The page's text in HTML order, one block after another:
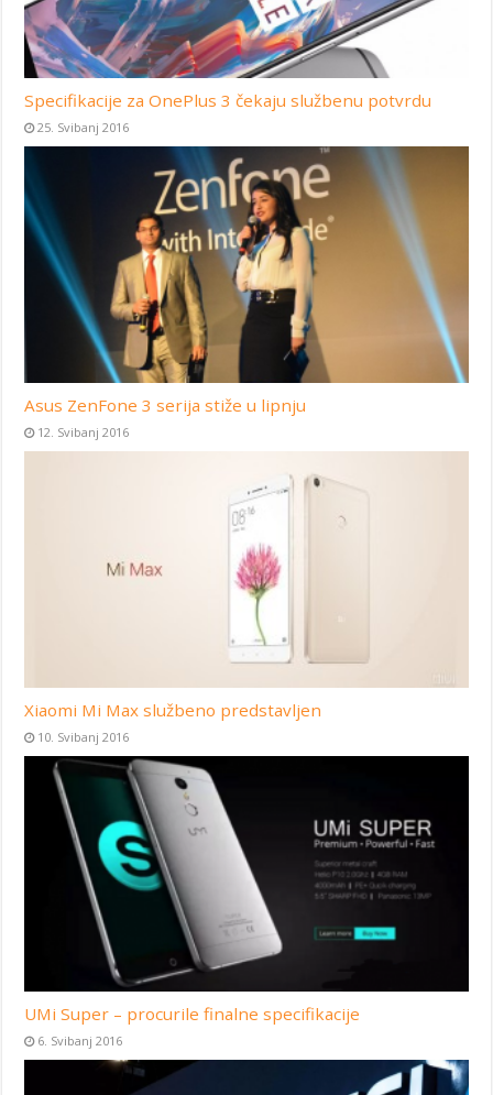
Specifikacije za OnePlus 3 čekaju službenu potvrdu
25. Svibanj 2016
Asus ZenFone 3 serija stiže u lipnju
12. Svibanj 2016
Xiaomi Mi Max službeno predstavljen
10. Svibanj 2016
UMi Super – procurile finalne specifikacije
6. Svibanj 2016